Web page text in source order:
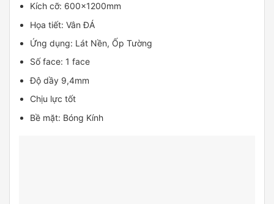
Kích cỡ: 600x1200mm
Họa tiết: Vân ĐÁ
Ứng dụng: Lát Nền, Ốp Tường
Số face: 1 face
Độ dầy 9,4mm
Chịu lực tốt
Bề mặt: Bóng Kính